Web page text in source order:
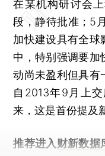
在某机构研讨会
段，静待批准；5
加快建设具有全球
中，特别强调要加
动尚未盈利但具有
自2013年9月上
来，这是首份提及
推荐进入 财新数据